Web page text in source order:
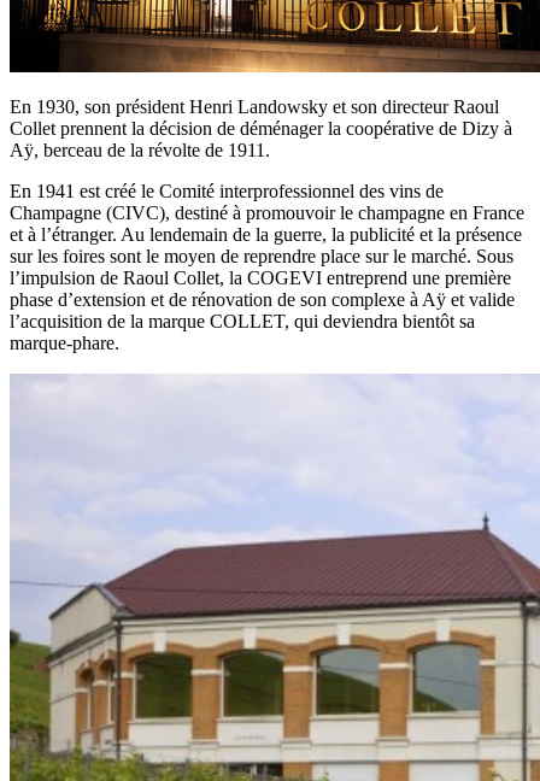
En 1930, son président Henri Landowsky et son directeur Raoul
Collet prennent la décision de déménager la coopérative de Dizy à
Aÿ, berceau de la révolte de 1911.
En 1941 est créé le Comité interprofessionnel des vins de
Champagne (CIVC), destiné à promouvoir le champagne en France
et à l’étranger. Au lendemain de la guerre, la publicité et la présence
sur les foires sont le moyen de reprendre place sur le marché. Sous
l’impulsion de Raoul Collet, la COGEVI entreprend une première
phase d’extension et de rénovation de son complexe à Aÿ et valide
l’acquisition de la marque COLLET, qui deviendra bientôt sa
marque-phare.